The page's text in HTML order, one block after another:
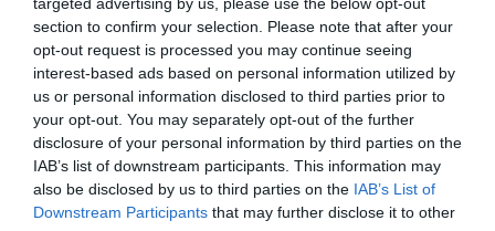
section to confirm your selection. Please note that after your
opt-out request is processed you may continue seeing
interest-based ads based on personal information utilized by
us or personal information disclosed to third parties prior to
your opt-out. You may separately opt-out of the further
disclosure of your personal information by third parties on the
IAB’s list of downstream participants. This information may
also be disclosed by us to third parties on the IAB’s List of
Downstream Participants that may further disclose it to other